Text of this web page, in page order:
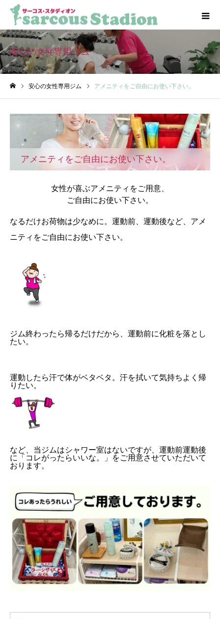
安心の女性専用ジム
安心の女性専用ジム アメニティをご自由にお使い下さい。
アメニティをご自由にお使い下さい。
女性が喜ぶアメニティをご用意、
ご自由にお使い下さい。
なるだけお荷物は少なめに。運動前、運動後など、アメ
ニティをご自由にお使い下さい。
ジム終わったら帰るだけだから、運動前に化粧を落とし
たい。
運動したら汗で体がベタベタ。汗を拭いて気持ちよく帰
りたい。
など、当ジムはシャワー室はないですが、運動前運動後
に「コレがったらいいな。」をご用意させていただいて
おります。